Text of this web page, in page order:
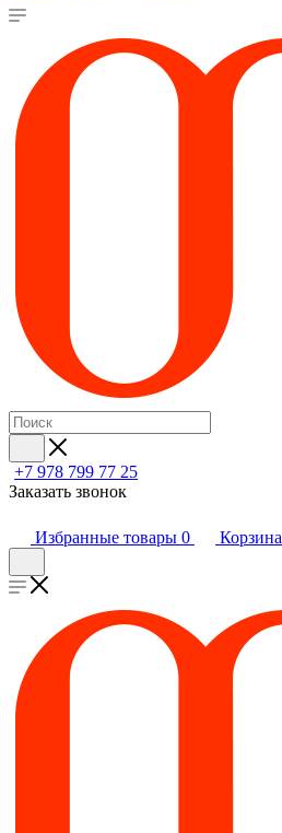
+7 978 799 77 25
Заказать звонок
Избранные товары 0 Корзина